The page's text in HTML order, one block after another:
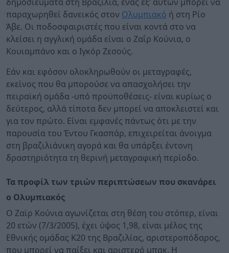
παραχωρηθεί δανεικός στον Ολυμπιακό ή στη Ρίο
Άβε. Οι ποδοσφαιριστές που είναι κοντά στο να
κλείσει η αγγλική ομάδα είναι ο Ζαΐρ Κούνια, ο
Κουιαμπάνο και ο Ιγκόρ Ζεσούς.
Εάν και εφόσον ολοκληρωθούν οι μεταγραφές,
εκείνος που θα μπορούσε να απασχολήσει την
πειραϊκή ομάδα -υπό προϋποθέσεις- είναι κυρίως ο
δεύτερος, αλλά τίποτα δεν μπορεί να αποκλειστεί και
για τον πρώτο. Είναι εμφανές πάντως ότι με την
παρουσία του Έντου Γκασπάρ, επιχειρείται άνοιγμα
στη βραζιλιάνικη αγορά και θα υπάρξει έντονη
δραστηριότητα τη θερινή μεταγραφική περίοδο.
Τα προφίλ των τριών περιπτώσεων που σκανάρει
ο Ολυμπιακός
Ο Ζαϊρ Κούνια αγωνίζεται στη θέση του στόπερ, είναι
20 ετών (7/3/2005), έχει ύψος 1,98, είναι μέλος της
Εθνικής ομάδας Κ20 της Βραζιλίας, αριστεροπόδαρος,
που μπορεί να παίξει και αριστερό μπακ. Η